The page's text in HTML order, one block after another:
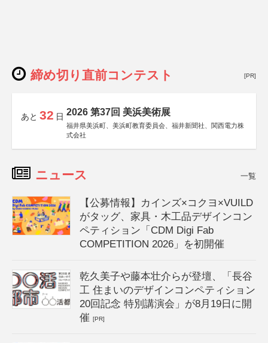
締め切り直前コンテスト [PR]
あと 32 日 2026 第37回 美浜美術展
福井県美浜町、美浜町教育委員会、福井新聞社、関西電力株
式会社
ニュース 一覧
【公募情報】カインズ×コクヨ×VUILD
がタッグ、家具・木工品デザインコン
ペティション「CDM Digi Fab
COMPETITION 2026」を初開催
乾久美子や藤本壮介らが登壇、「長谷
工 住まいのデザインコンペティション
20回記念 特別講演会」が8月19日に開
催[PR]